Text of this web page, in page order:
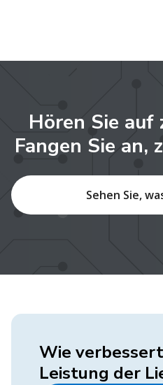
Hören Sie
Fangen Sie an,
Sehen Sie,
Wie
Leistung der